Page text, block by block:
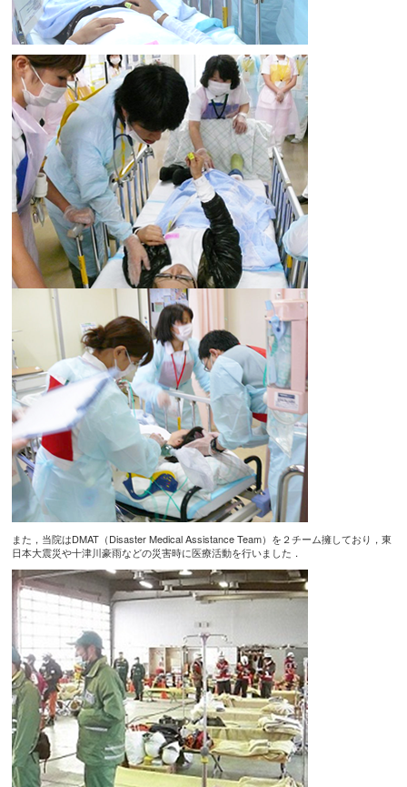
また，当院はDMAT（Disaster Medical Assistance Team）を２チーム擁しており，東
日本大震災や十津川豪雨などの災害時に医療活動を行いました．